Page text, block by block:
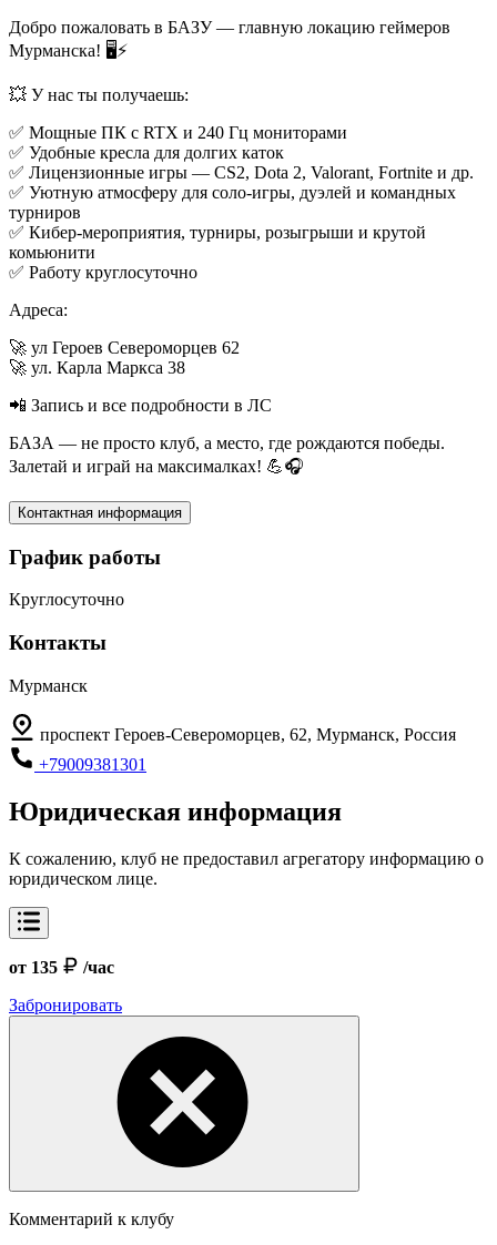
Добро пожаловать в БАЗУ — главную локацию геймеров
Мурманска! 🖥⚡
💥 У нас ты получаешь:
✅ Мощные ПК с RTX и 240 Гц мониторами
✅ Удобные кресла для долгих каток
✅ Лицензионные игры — CS2, Dota 2, Valorant, Fortnite и др.
✅ Уютную атмосферу для соло-игры, дуэлей и командных
турниров
✅ Кибер-мероприятия, турниры, розыгрыши и крутой
комьюнити
✅ Работу круглосуточно
Адреса:
🚀 ул Героев Североморцев 62
🚀 ул. Карла Маркса 38
📲 Запись и все подробности в ЛС
БАЗА — не просто клуб, а место, где рождаются победы.
Залетай и играй на максималках! 💪🎧
Контактная информация
График работы
Круглосуточно
Контакты
Мурманск
проспект Героев-Североморцев, 62, Мурманск, Россия
+79009381301
Юридическая информация
К сожалению, клуб не предоставил агрегатору информацию о
юридическом лице.
от 135
/час
Забронировать
Комментарий к клубу